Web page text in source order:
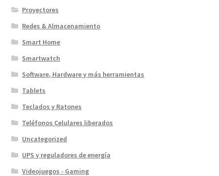
Proyectores
Redes & Almacenamiento
Smart Home
Smartwatch
Software, Hardware y más herramientas
Tablets
Teclados y Ratones
Teléfonos Celulares liberados
Uncategorized
UPS y reguladores de energía
Videojuegos - Gaming